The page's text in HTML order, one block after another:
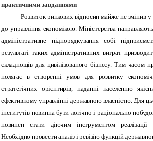
практичними завданнями
Розвиток ринкових відносин майже не змінив у
до управління економікою. Міністерства
адміністративне підпорядкування собі
результаті таких адміністративних витрат
складнощів для цивілізованого бізнесу. Тим часом
полягає в створенні умов для розвитку
стратегічних орієнтирів, наданні населенню
ефективному управлінні державною власністю. Для
інститутів повинна бути логічно і раціонально
повинен стати діючим інструментом реалізації
Необхідно провести аналіз і ревізію функцій